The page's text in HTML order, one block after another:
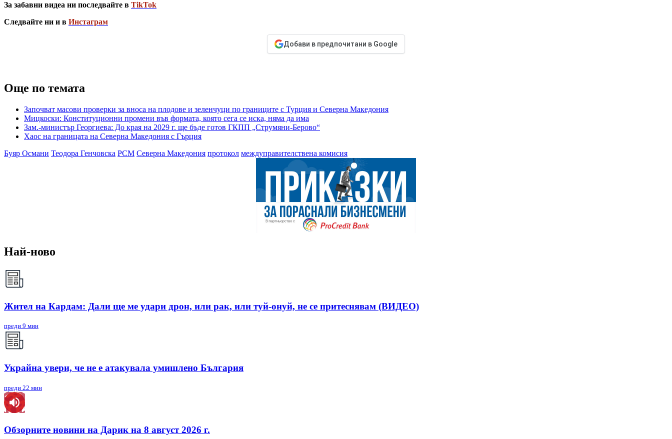
За забавни видеа ни последвайте в TikTok
Следвайте ни и в Инстаграм
Добави в предпочитани в Google
Още по темата
Започват масови проверки за вноса на плодове и зеленчуци по границите с Турция и Северна Македония
Мицкоски: Конституционни промени във формата, която сега се иска, няма да има
Зам.-министър Георгиева: До края на 2029 г. ще бъде готов ГКПП „Струмяни-Берово“
Хаос на границата на Северна Македония с Гърция
Буяр Османи Теодора Генчовска РСМ Северна Македония протокол междуправителствена комисия
Най-ново
Жител на Кардам: Дали ще ме удари дрон, или рак, или туй-онуй, не се притеснявам (ВИДЕО)
преди 9 мин
Украйна увери, че не е атакувала умишлено България
преди 22 мин
Обзорните новини на Дарик на 8 август 2026 г.